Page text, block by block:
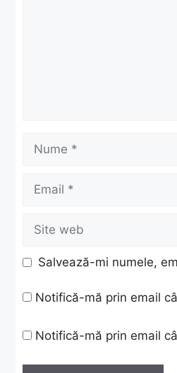
web
Salvează-mi numele,
Notifică-mă prin email
Notifică-mă prin email